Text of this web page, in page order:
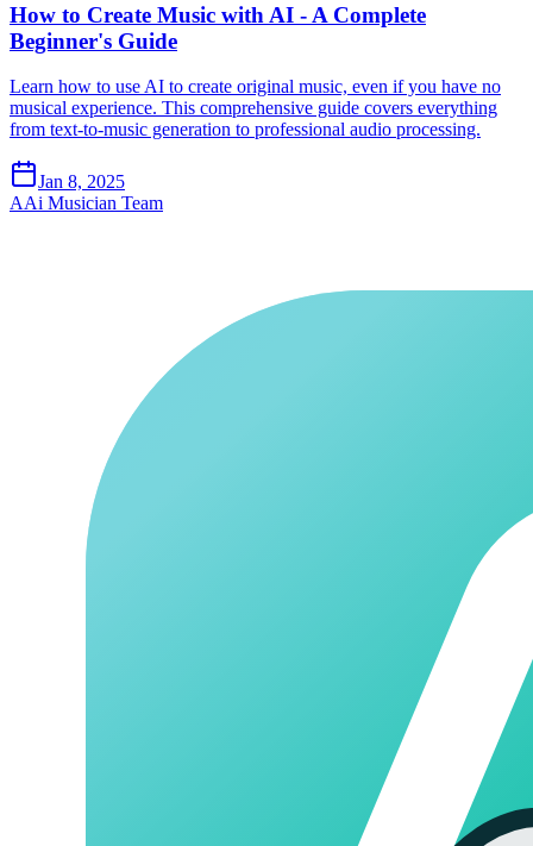
How to Create Music with AI - A Complete
Beginner's Guide
Learn how to use AI to create original music, even if you have no
musical experience. This comprehensive guide covers everything
from text-to-music generation to professional audio processing.
Jan 8, 2025
AAi Musician Team